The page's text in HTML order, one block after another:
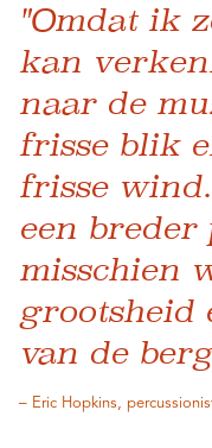
"Omdat ik
kan
naar de
frisse blik
frisse
een breder
misschien
grootsheid
van de
– Eric Hopkins,